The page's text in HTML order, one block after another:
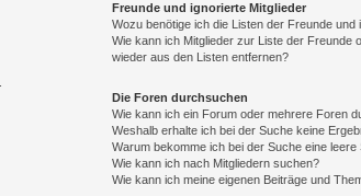
Freunde und ignorierte Mitglieder
Wozu benötige ich die Listen der Freunde und
Wie kann ich Mitglieder zur Liste der Freunde
wieder aus den Listen entfernen?
Die Foren durchsuchen
Wie kann ich ein Forum oder mehrere Foren
Weshalb erhalte ich bei der Suche keine
Warum bekomme ich bei der Suche eine leere
Wie kann ich nach Mitgliedern suchen?
Wie kann ich meine eigenen Beiträge und